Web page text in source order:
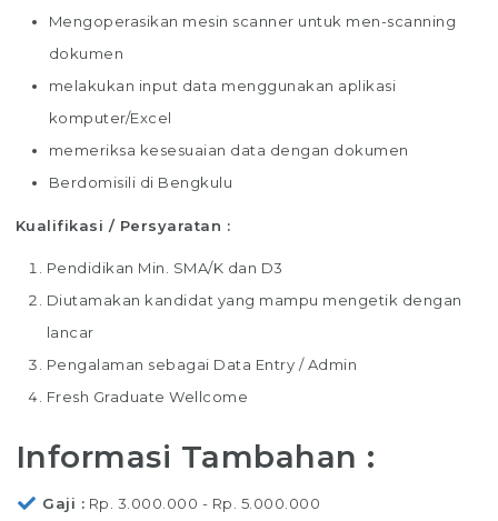
Mengoperasikan mesin scanner untuk men-scanning
dokumen
melakukan input data menggunakan aplikasi
komputer/Excel
memeriksa kesesuaian data dengan dokumen
Berdomisili di Bengkulu
Kualifikasi / Persyaratan :
Pendidikan Min. SMA/K dan D3
Diutamakan kandidat yang mampu mengetik dengan
lancar
Pengalaman sebagai Data Entry / Admin
Fresh Graduate Wellcome
Informasi Tambahan :
Gaji
Rp. 3.000.000 - Rp. 5.000.000